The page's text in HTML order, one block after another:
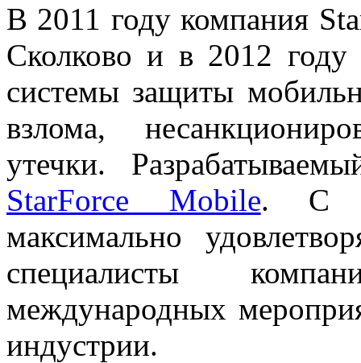
В 2011 году компания
Сколково и в 2012 году
системы защиты
взлома,
утечки.
StarForce Mobile. С
максимально
специалисты
международных
индустрии.